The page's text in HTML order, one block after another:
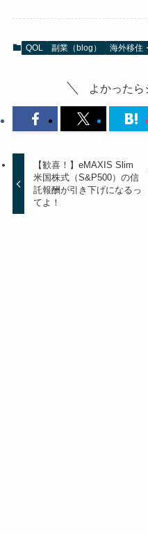
QOL 副業（blog） 海外移住
よかったら
【歓喜！】eMAXIS Slim
米国株式（S&P500）の信
託報酬が引き下げになるっ
てよ！